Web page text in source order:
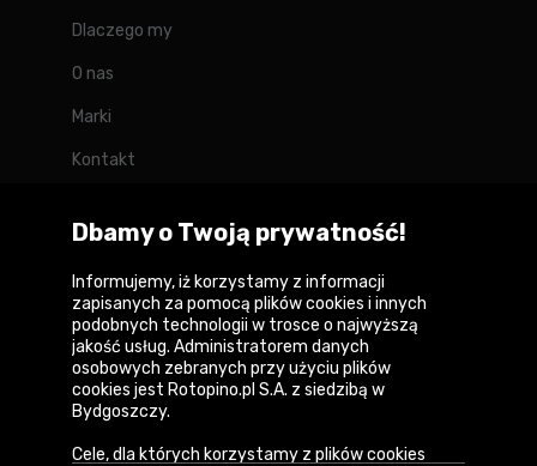
Dlaczego my
O nas
Marki
Kontakt
Forum
Copyright © 2026
Polityka prywatności i zasady korzystania z
serwisu
Dbamy o Twoją prywatność!
Informujemy, iż korzystamy z informacji
zapisanych za pomocą plików cookies i innych
podobnych technologii w trosce o najwyższą
jakość usług. Administratorem danych
osobowych zebranych przy użyciu plików
cookies jest Rotopino.pl S.A. z siedzibą w
Bydgoszczy.
Cele, dla których korzystamy z plików cookies